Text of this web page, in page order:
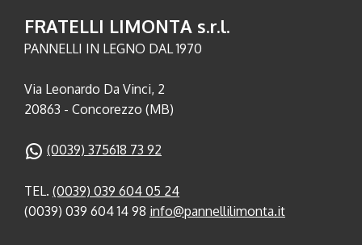
FRATELLI LIMONTA s.r.l.
PANNELLI IN LEGNO DAL 1970
Via Leonardo Da Vinci, 2
20863 - Concorezzo (MB)
(0039) 375618 73 92
TEL. (0039) 039 604 05 24
(0039) 039 604 14 98 info@pannellilimonta.it